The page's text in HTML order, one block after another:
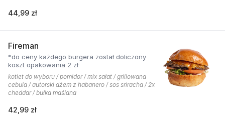
44,99 zł
Fireman
*do ceny każdego burgera został doliczony
koszt opakowania 2 zł
kotlet do wyboru / pomidor / mix sałat / grillowana
cebula / autorski dżem z habanero / sos sriracha / 2x
cheddar / bułka maślana
42,99 zł